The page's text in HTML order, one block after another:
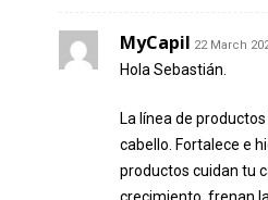
MyCapil 22 March
Hola Sebastián.
La línea de
cabello. Fortalece e
productos cuidan tu